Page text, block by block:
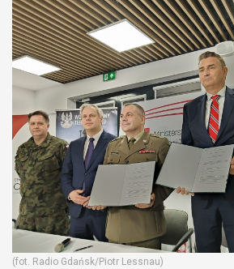
(fot. Radio Gdańsk/Piotr Lessnau)